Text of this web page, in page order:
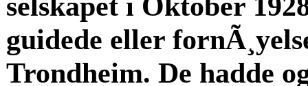
guidede eller
Trondheim. De hadde